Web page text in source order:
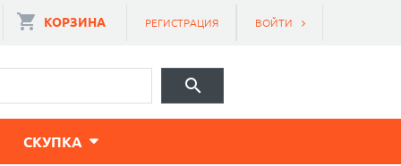
ВОЙТИ
РЕГИСТРАЦИЯ
КОРЗИНА
CКУПКА